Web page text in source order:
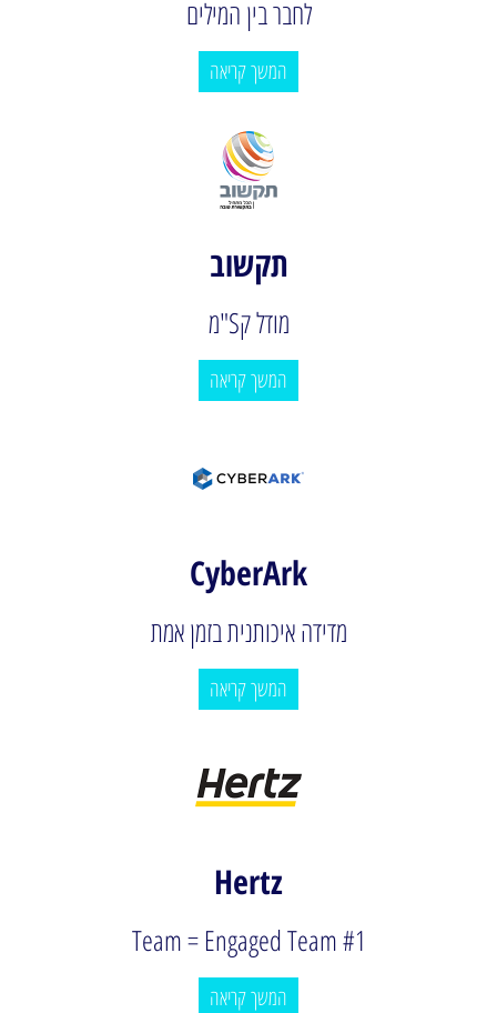
לחבר בין המילים
המשך קריאה
תקשוב
מודל קS"מ
המשך קריאה
CyberArk
מדידה איכותנית בזמן אמת
המשך קריאה
Hertz
#1 Team = Engaged Team
המשך קריאה